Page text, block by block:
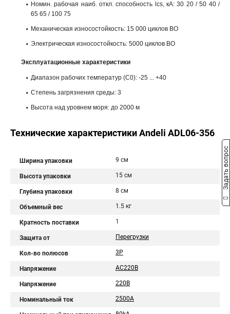
Номин. рабочая наиб. откл. способность lcs, кА: 30 20 / 50 40 /
65 65 / 100 75
Механическая износостойкость: 15 000 циклов ВО
Электрическая износостойкость: 5000 циклов ВО
Эксплуатационные характеристики
Диапазон рабочих температур (С0): -25 ... +40
Степень загрязнения среды: 3
Высота над уровнем моря: до 2000 м
Технические характеристики Andeli ADL06-356
Ширина упаковки 9 см
Высота упаковки 15 см
Глубина упаковки 8 см
Объемный вес 1.5 кг
Кратность поставки 1
Защита от Перегрузки
Кол-во полюсов 3P
Напряжение AC220В
Напряжение 220В
Номинальный ток 2500A
Задать вопрос